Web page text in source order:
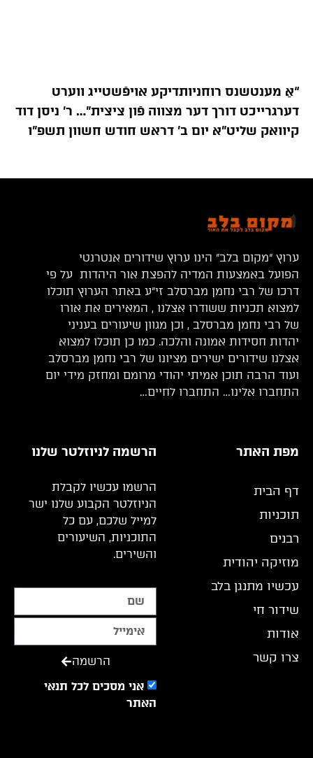
“אַ מענטשנס רוחניותדיקע אויפֿשטייג ווערט
דערגרייכט דורך דער מצווה פֿון ציצית”… ר’ ניסן דוד
קיוואק שליט”א יום ב’ דראש חודש חשוון תשפ”ו
ערוץ “מקום בלב” הינו ערוץ שידורים אנטרנטי
הפועל באמצעות המדיה להפצת אור היהדות על פי
דרכו של רבי נחמן מברסלב זי”ע באתר הערוץ תוכלו
למצוא תכניות ששודרו אצלנו , המאירים את אורו
של רבי נחמן מברסלב , וכן מגוון שיעורים בעניני
יהדות חסידות אמונה והלכה. כמו כן תוכלו למצוא
אצלנו שידורים ישירים מציונו של רבי נחמן מברסלב
ועוד הרבה תוכן אמיתי יהודי מרומם ומחזק מידי יום
התחברו אלינו… התחברו לחיים…
מפת האתר
דף הבית
תוכניות
רבנים
מוזיקה יהודית
עכשיו מתנגן בלב
שידור חי
אודות
צרו קשר
הרשמה לניוזלטר שלנו
הרשמו עכשיו לקבלת
הניוזלטר הקבוע שלנו ישר
למייל שלכם, עם כל
התוכניות, השיעורים
והשירים.
אני מסכים לכל תנאי
האתר
הרשמה